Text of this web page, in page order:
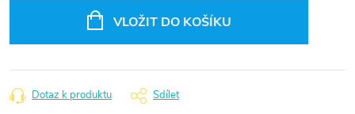
VLOŽIT DO KOŠÍKU
Dotaz k produktu Sdílet